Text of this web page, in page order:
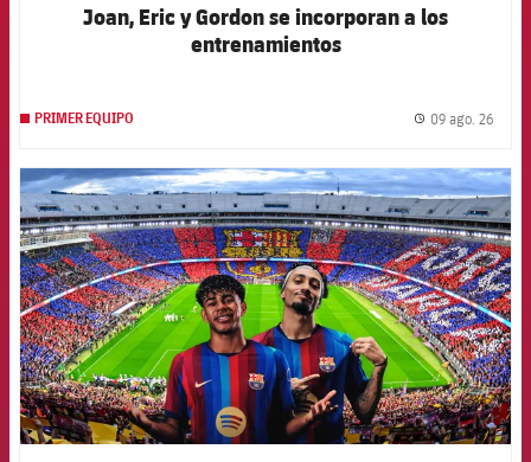
Joan, Eric y Gordon se incorporan a los
entrenamientos
PRIMER EQUIPO 09 ago. 26
FCB Barcelona badge